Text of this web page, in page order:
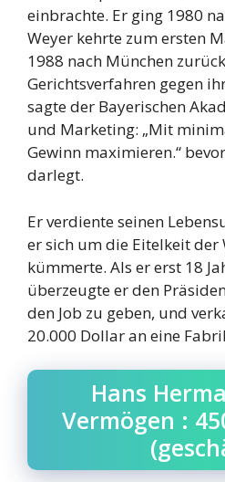
einbrachte. Er ging 1980
Weyer kehrte zum ersten
1988 nach München
Gerichtsverfahren gegen
sagte der Bayerischen
und Marketing: „Mit
Gewinn maximieren.“
darlegt.
Er verdiente seinen
er sich um die Eitelkeit der
kümmerte. Als er erst 18
überzeugte er den
den Job zu geben, und
20.000 Dollar an eine
Hans
Vermögen :